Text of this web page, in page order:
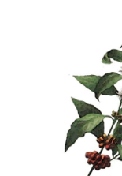
Kona
(KCFA)